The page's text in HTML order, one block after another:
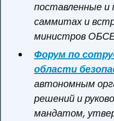
поставленные
саммитах и
министров
Форум по
области
автономным
решений и
мандатом,